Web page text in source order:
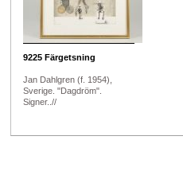
9225 Färgetsning
Jan Dahlgren (f. 1954),
Sverige. "Dagdröm".
Signer..//